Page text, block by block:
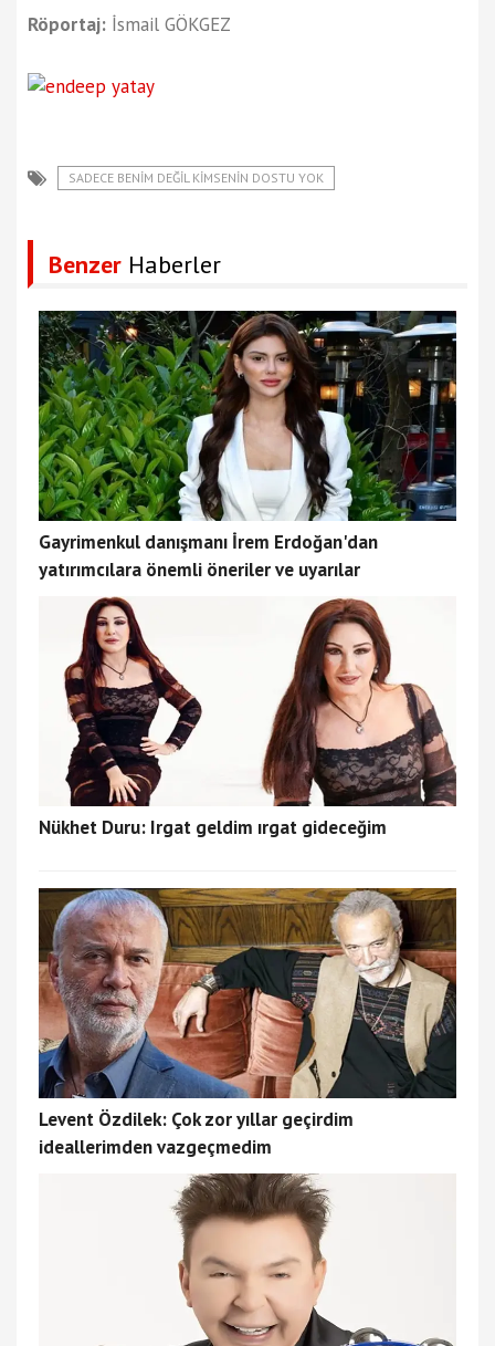
Röportaj: İsmail GÖKGEZ
SADECE BENİM DEĞİL KİMSENİN DOSTU YOK
Benzer Haberler
Gayrimenkul danışmanı İrem Erdoğan'dan
yatırımcılara önemli öneriler ve uyarılar
Nükhet Duru: Irgat geldim ırgat gideceğim
Levent Özdilek: Çok zor yıllar geçirdim
ideallerimden vazgeçmedim